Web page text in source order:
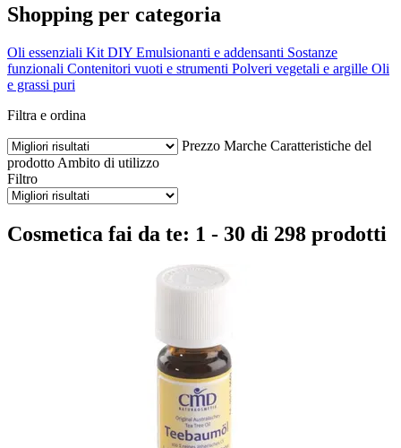
Shopping per categoria
Oli essenziali Kit DIY Emulsionanti e addensanti Sostanze
funzionali Contenitori vuoti e strumenti Polveri vegetali e argille Oli
e grassi puri
Filtra e ordina
Prezzo Marche Caratteristiche del
prodotto Ambito di utilizzo
Filtro
Cosmetica fai da te: 1 - 30 di 298 prodotti